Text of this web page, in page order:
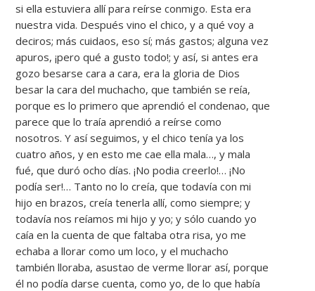
si ella estuviera allí para reírse conmigo. Esta era
nuestra vida. Después vino el chico, y a qué voy a
deciros; más cuidaos, eso sí; más gastos; alguna vez
apuros, ¡pero qué a gusto todo!; y así, si antes era
gozo besarse cara a cara, era la gloria de Dios
besar la cara del muchacho, que también se reía,
porque es lo primero que aprendió el condenao, que
parece que lo traía aprendió a reírse como
nosotros. Y así seguimos, y el chico tenía ya los
cuatro años, y en esto me cae ella mala…, y mala
fué, que duró ocho días. ¡No podia creerlo!… ¡No
podía ser!… Tanto no lo creía, que todavía con mi
hijo en brazos, creía tenerla allí, como siempre; y
todavía nos reíamos mi hijo y yo; y sólo cuando yo
caía en la cuenta de que faltaba otra risa, yo me
echaba a llorar como um loco, y el muchacho
también lloraba, asustao de verme llorar así, porque
él no podía darse cuenta, como yo, de lo que había